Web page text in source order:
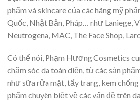
phẩm và skincare của các hãng mỹ
Quốc, Nhật Bản, Pháp… như Laniege,
Neutrogena, MAC, The Face Shop,
Có thể nói, Phạm Hương Cosmetics
chăm sóc da toàn diện, từ các sản
như sữa rửa mặt, tẩy trang, kem
phẩm chuyên biệt về các vấn đề trên